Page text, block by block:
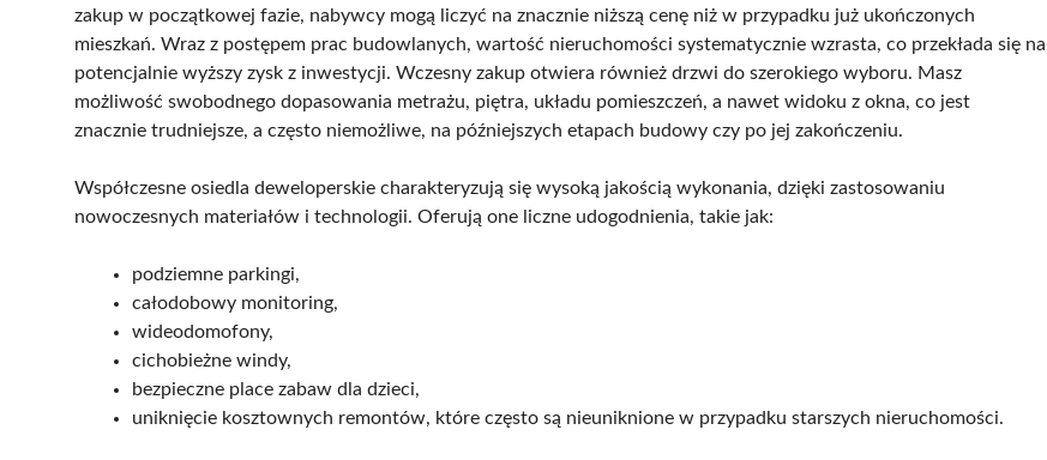
zakup w początkowej fazie, nabywcy mogą liczyć na znacznie niższą cenę niż w przypadku już ukończonych
mieszkań. Wraz z postępem prac budowlanych, wartość nieruchomości systematycznie wzrasta, co przekłada się na
potencjalnie wyższy zysk z inwestycji. Wczesny zakup otwiera również drzwi do szerokiego wyboru. Masz
możliwość swobodnego dopasowania metrażu, piętra, układu pomieszczeń, a nawet widoku z okna, co jest
znacznie trudniejsze, a często niemożliwe, na późniejszych etapach budowy czy po jej zakończeniu.
Współczesne osiedla deweloperskie charakteryzują się wysoką jakością wykonania, dzięki zastosowaniu
nowoczesnych materiałów i technologii. Oferują one liczne udogodnienia, takie jak:
podziemne parkingi,
całodobowy monitoring,
wideodomofony,
cichobieżne windy,
bezpieczne place zabaw dla dzieci,
uniknięcie kosztownych remontów, które często są nieuniknione w przypadku starszych nieruchomości.